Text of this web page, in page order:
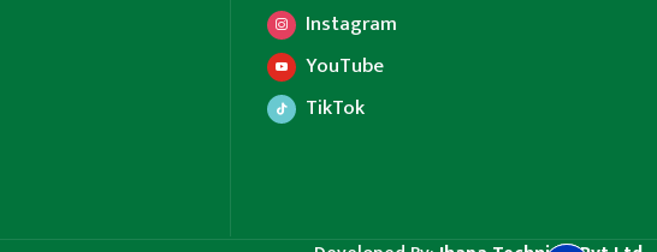
Instagram
YouTube
TikTok